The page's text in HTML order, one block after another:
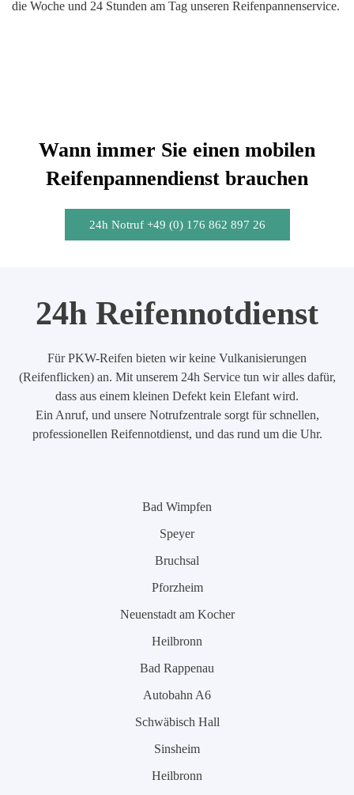
die Woche und 24 Stunden am Tag unseren Reifenpannenservice.
Wann immer Sie einen mobilen
Reifenpannendienst brauchen
24h Notruf +49 (0) 176 862 897 26
24h Reifennotdienst
Für PKW-Reifen bieten wir keine Vulkanisierungen
(Reifenflicken) an. Mit unserem 24h Service tun wir alles dafür,
dass aus einem kleinen Defekt kein Elefant wird.
Ein Anruf, und unsere Notrufzentrale sorgt für schnellen,
professionellen Reifennotdienst, und das rund um die Uhr.
Bad Wimpfen
Speyer
Bruchsal
Pforzheim
Neuenstadt am Kocher
Heilbronn
Bad Rappenau
Autobahn A6
Schwäbisch Hall
Sinsheim
Heilbronn